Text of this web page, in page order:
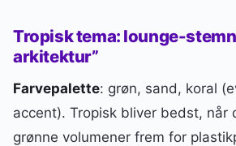
Tropisk tema: lounge-
arkitektur”
Farvepalette: grøn, sand, koral
accent). Tropisk bliver bedst, når
grønne volumener frem for